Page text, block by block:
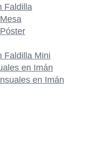
Faldilla
Faldilla Mini
en Imán
en Imán